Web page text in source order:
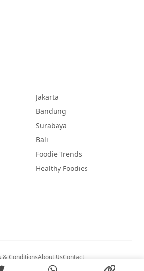
Jakarta
Bandung
Surabaya
Bali
Foodie Trends
Healthy Foodies
& ConditionsAbout UsContact